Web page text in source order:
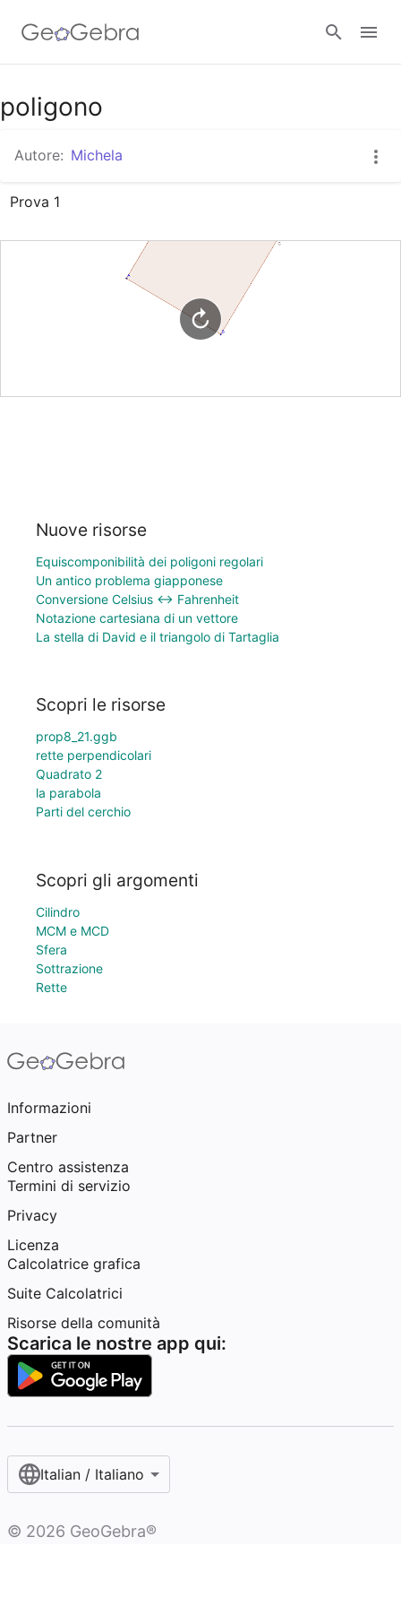
GeoGebra Classroom
poligono
Autore: Michela
Prova 1
Nuove risorse
Equiscomponibilità dei poligoni regolari
Un antico problema giapponese
Conversione Celsius ↔ Fahrenheit
Notazione cartesiana di un vettore
La stella di David e il triangolo di Tartaglia
Scopri le risorse
prop8_21.ggb
rette perpendicolari
Quadrato 2
la parabola
Parti del cerchio
Scopri gli argomenti
Cilindro
MCM e MCD
Sfera
Sottrazione
Rette
Informazioni
Partner
Centro assistenza
Termini di servizio
Privacy
Licenza
Calcolatrice grafica
Suite Calcolatrici
Risorse della comunità
Scarica le nostre app qui:
Italian / Italiano‎
© 2026 GeoGebra®